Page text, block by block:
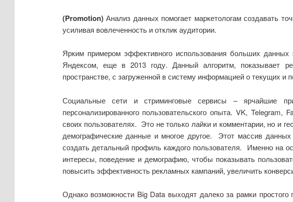
(Promotion)Анализ данных помогает маркетологам создавать
усиливая вовлеченность и отклик аудитории.
Ярким примером эффективного использования больших
Яндексом, еще в 2013 году. Данный алгоритм, показывает
пространстве, с загруженной в систему информацией о текущих и
Социальные сети и стриминговые сервисы – ярчайшие
персонализированного пользовательского опыта. VK,
своих пользователях. Это не только лайки и комментарии, но и
демографические данные и многое другое. Этот массив
создать детальный профиль каждого пользователя. Именно на
интересы, поведение и демографию, чтобы показывать
повысить эффективность рекламных кампаний, увеличить
Однако возможности Big Data выходят далеко за рамки